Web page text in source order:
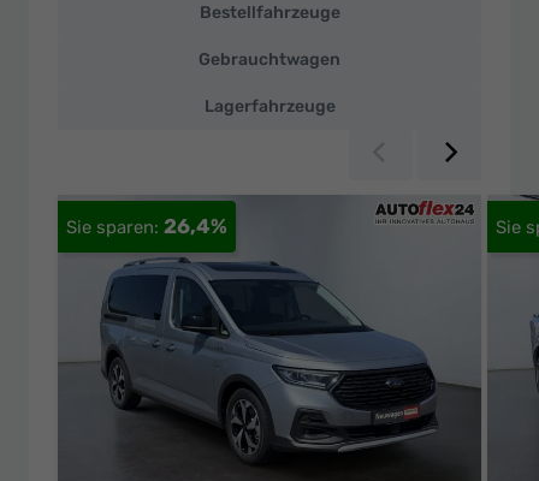
Bestellfahrzeuge
Gebrauchtwagen
Lagerfahrzeuge
Zurück
26,4%